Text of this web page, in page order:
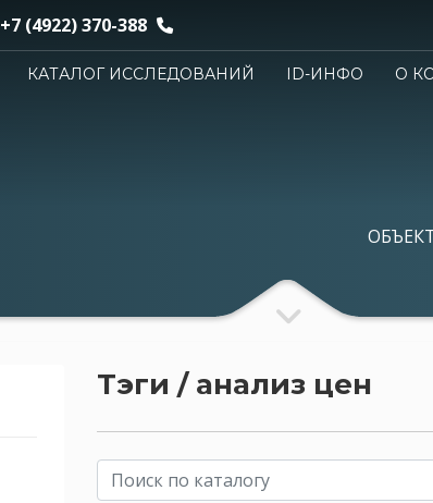
+7 (4922) 370-388
КАТАЛОГ ИССЛЕДОВАНИЙ ID-ИНФО О
Тэги / анализ цен